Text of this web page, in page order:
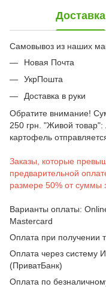
Доставка
Самовывоз из наших
Новая Почта
УкрПошта
Доставка в руки
Обратите внимание!
250 грн. "Живой товар":
картофель
Заказы, которые
предварительной
размере 50% от суммы
Варианты оплаты:
Mastercard
Оплата при получении
Оплата через систему
(ПриватБанк)
Оплата по